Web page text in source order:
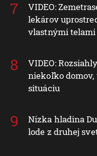
VIDEO:
lekárov
vlastnými telami
VIDEO:
niekoľko
situáciu
Nízka hladina
lode z druhej